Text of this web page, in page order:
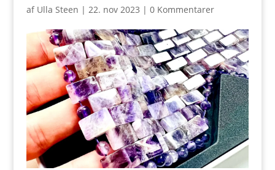
af Ulla Steen | 22. nov 2023 | 0 Kommentarer